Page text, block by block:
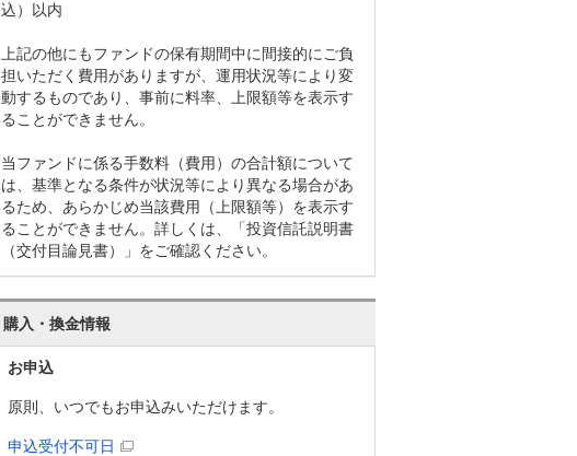
込）以内
上記の他にもファンドの保有期間中に間接的にご負
担いただく費用がありますが、運用状況等により変
動するものであり、事前に料率、上限額等を表示す
ることができません。
当ファンドに係る手数料（費用）の合計額について
は、基準となる条件が状況等により異なる場合があ
るため、あらかじめ当該費用（上限額等）を表示す
ることができません。詳しくは、「投資信託説明書
（交付目論見書）」をご確認ください。
購入・換金情報
お申込
原則、いつでもお申込みいただけます。
申込受付不可日